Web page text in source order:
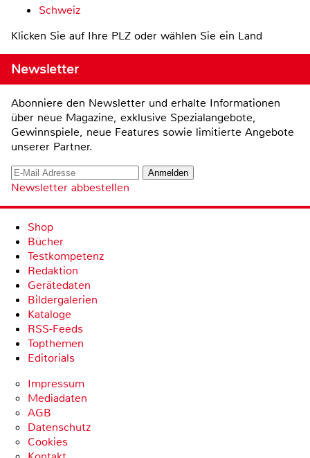
Schweiz
Klicken Sie auf Ihre PLZ oder wählen Sie ein Land
Newsletter
Abonniere den Newsletter und erhalte Informationen
über neue Magazine, exklusive Spezialangebote,
Gewinnspiele, neue Features sowie limitierte Angebote
unserer Partner.
Newsletter abbestellen
Shop
Bücher
Testkompetenz
Redaktion
Gerätedaten
Bildergalerien
Kataloge
RSS-Feeds
Topthemen
Editorials
Impressum
Mediadaten
AGB
Datenschutz
Cookies